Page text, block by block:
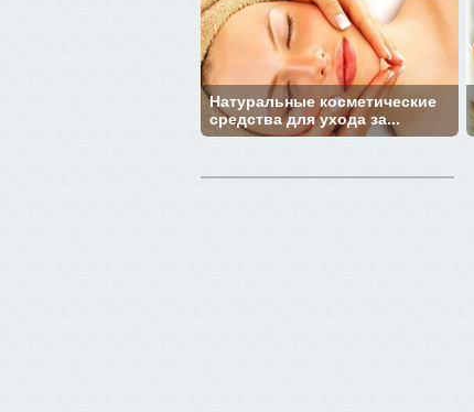
Натуральные косметические
средства для ухода за...